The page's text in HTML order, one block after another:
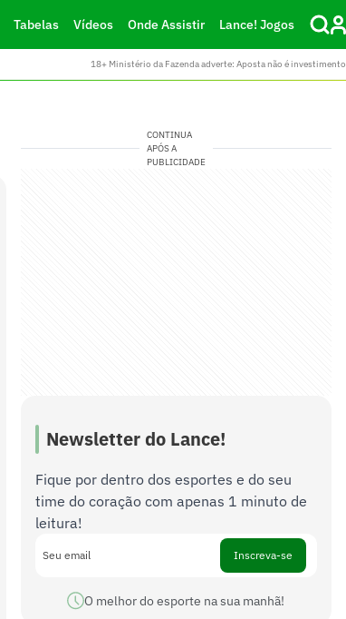
Tabelas Vídeos Onde Assistir Lance! Jogos
18+ Ministério da Fazenda adverte: Aposta não é investimento
CONTINUA
APÓS A
PUBLICIDADE
Newsletter do Lance!
Fique por dentro dos esportes e do seu
time do coração com apenas 1 minuto de
leitura!
Inscreva-se
O melhor do esporte na sua manhã!